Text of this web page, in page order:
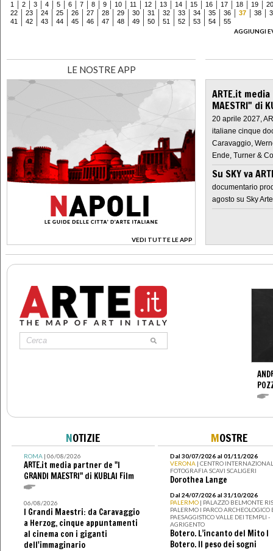
1 2 3 4 5 6 7 8 9 10 11 12 13 14 15 16 17 18 19
20
22
23 24 25 26 27 28 29 30 31 32 33 34 35 36 37 38
41
42 43 44 45 46 47 48 49 50 51 52 53 54
55
AGGIUNGI
LE NOSTRE APP
VEDI TUTTE LE APP
>
ARTE.it
MAESTRI" di
20 aprile 2027,
italiane cinque
Caravaggio,
Ende, Turner &
Su SKY va
documentario
agosto su Sky Arte
NOTIZIE
ROMA| 06/08/2026
ARTE.it media partner de "I
GRANDI MAESTRI" di KUBLAI Film
06/08/2026
I Grandi Maestri: da Caravaggio
a Herzog, cinque appuntamenti
al cinema con i giganti
dell'immaginario
MOSTRE
Dal 30/07/2026 al 01/11/2026
VERONA | CENTRO
FOTOGRAFIA SCAVI SCALIGERI
Dorothea Lange
Dal 24/07/2026 al 31/10/2026
PALERMO | PALAZZO BELMONTE
PALERMO I PARCO ARCHEOLOGICO
PAESAGGISTICO VALLE DEI TEMPLI -
AGRIGENTO
Botero. L’incanto del Mito I
Botero. Il peso dei sogni